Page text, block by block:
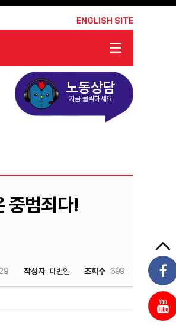
ENGLISH SITE
노동상담
지금 클릭하세요
중범죄다!
작성자 대변인 조회수 699